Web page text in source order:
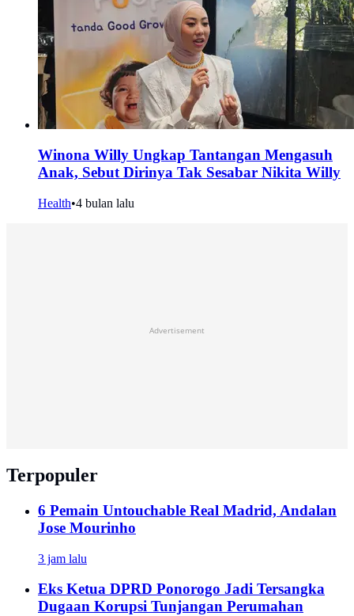
Winona Willy Ungkap Tantangan Mengasuh
Anak, Sebut Dirinya Tak Sesabar Nikita Willy
Health•4 bulan lalu
Advertisement
Terpopuler
6 Pemain Untouchable Real Madrid, Andalan
Jose Mourinho
3 jam lalu
Eks Ketua DPRD Ponorogo Jadi Tersangka
Dugaan Korupsi Tunjangan Perumahan